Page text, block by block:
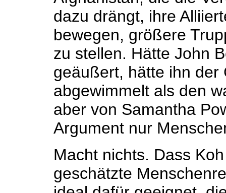
dazu drängt, ihre
bewegen, größere
zu stellen. Hätte John
geäußert, hätte ihn
abgewimmelt als den
aber von Samantha
Argument nur
Macht nichts. Dass
geschätzte